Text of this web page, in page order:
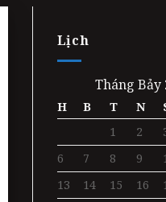
Lịch
Tháng Bảy
H B T N
1
2
6
7 8 9
13
14 15 16